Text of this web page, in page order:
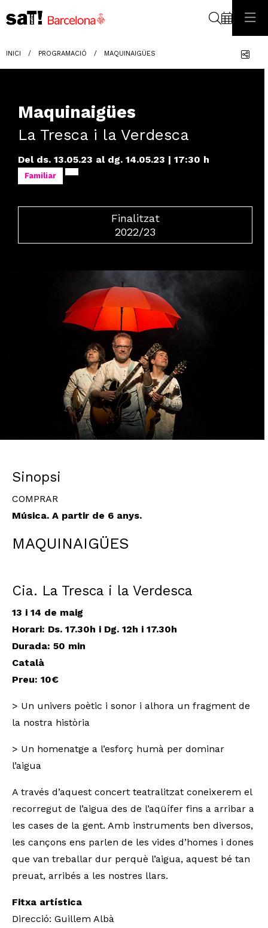
INICI PROGRAMACIÓ MAQUINAIGÜES
Maquinaigües
La Tresca i la Verdesca
Del ds. 13.05.23 al dg. 14.05.23 | 17:30 h
Familiar
Finalitzat
2022/23
Sinopsi
COMPRAR
Música. A partir de 6 anys.
MAQUINAIGÜES
Cia. La Tresca i la Verdesca
13 i 14 de maig
Horari: Ds. 17.30h i Dg. 12h i 17.30h
Durada: 50 min
Català
Preu: 10€
> Un univers poètic i sonor i alhora un fragment de
la nostra història
> Un homenatge a l’esforç humà per dominar
l’aigua
A través d’aquest concert teatralitzat coneixerem el
recorregut de l’aigua des de l’aqüífer fins a arribar a
les cases de la gent. Amb instruments ben diversos,
les cançons ens parlen de les vides d’homes i dones
que van treballar dur perquè l’aigua, aquest bé tan
preuat, arribés a les nostres llars.
Fitxa artística
Direcció: Guillem Albà